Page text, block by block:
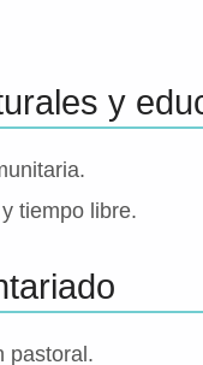
y
tiempo libre.
pastoral.